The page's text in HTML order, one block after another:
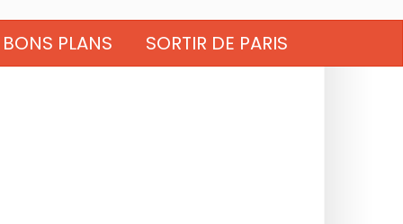
BONS PLANS SORTIR DE PARIS